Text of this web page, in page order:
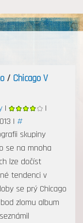
/ Chicago V
|
|
| #
skupiny
se na mnoha
lze dočíst
tendenci v
se prý Chicago
zlomu album